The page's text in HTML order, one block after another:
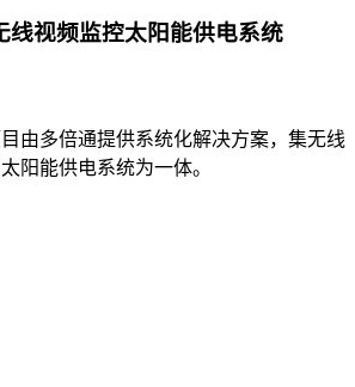
线视频监控太阳能供电系统
由多倍通提供系统化解决方案，集无线
阳能供电系统为一体。